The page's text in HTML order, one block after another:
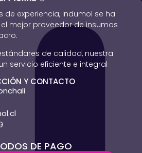
de experiencia, Indumol se ha
mejor proveedor de insumos
de calidad, nuestra
servicio eficiente e integral
Y CONTACTO
DE PAGO